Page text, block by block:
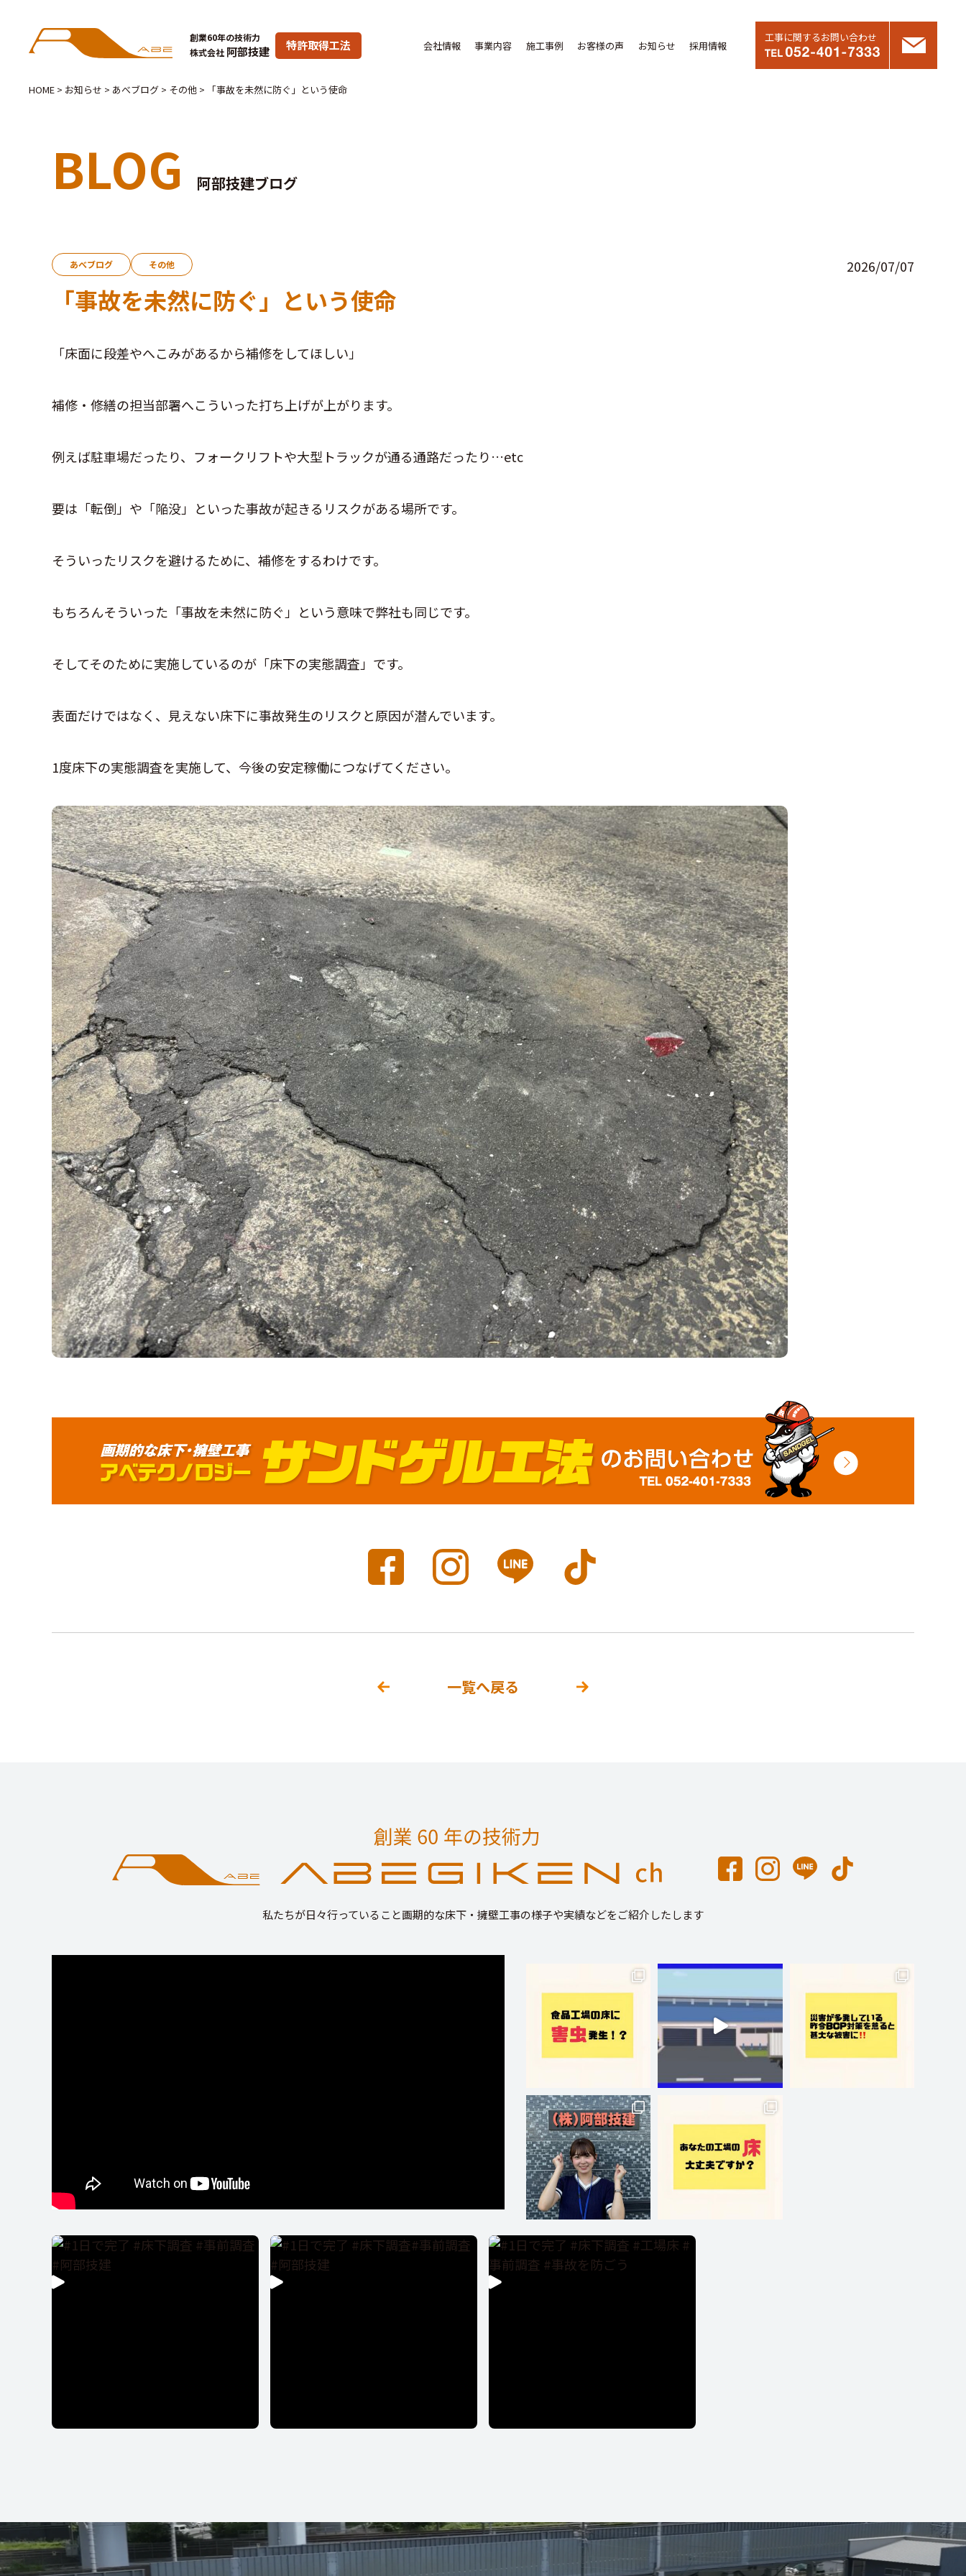
創業60年の技術力
株式会社 阿部技建 特許取得工法 会社情報 事業内容 施工事例 お客様の声 お知らせ 採用情報
工事に関するお問い合わせ
HOME > お知らせ > あべブログ > その他 > 「事故を未然に防ぐ」という使命
BLOG 阿部技建ブログ
あべブログ その他 2026/07/07
「事故を未然に防ぐ」という使命
「床面に段差やへこみがあるから補修をしてほしい」
補修・修繕の担当部署へこういった打ち上げが上がります。
例えば駐車場だったり、フォークリフトや大型トラックが通る通路だったり…etc
要は「転倒」や「陥没」といった事故が起きるリスクがある場所です。
そういったリスクを避けるために、補修をするわけです。
もちろんそういった「事故を未然に防ぐ」という意味で弊社も同じです。
そしてそのために実施しているのが「床下の実態調査」です。
表面だけではなく、見えない床下に事故発生のリスクと原因が潜んでいます。
1度床下の実態調査を実施して、今後の安定稼働につなげてください。
一覧へ戻る
私たちが日々行っていること画期的な床下・擁壁工事の様子や実績などをご紹介したします